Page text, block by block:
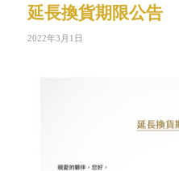
延長換貨期限公告
2022年3月1日